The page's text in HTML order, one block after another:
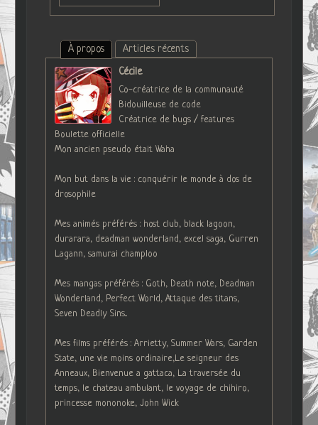
À propos
Articles récents
Cécile
Co-créatrice de la communauté
Bidouilleuse de code
Créatrice de bugs / features
Boulette officielle
Mon ancien pseudo était Waha
Mon but dans la vie : conquérir le monde à dos de
drosophile
Mes animés préférés : host club, black lagoon,
durarara, deadman wonderland, excel saga, Gurren
Lagann, samurai champloo
Mes mangas préférés : Goth, Death note, Deadman
Wonderland, Perfect World, Attaque des titans,
Seven Deadly Sins...
Mes films préférés : Arrietty, Summer Wars, Garden
State, une vie moins ordinaire,Le seigneur des
Anneaux, Bienvenue a gattaca, La traversée du
temps, le chateau ambulant, le voyage de chihiro,
princesse mononoke, John Wick